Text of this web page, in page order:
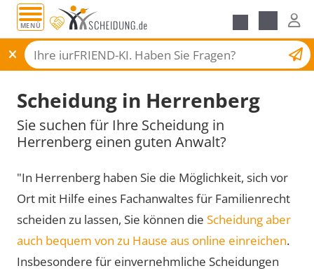
MENÜ
Scheidungsantrag
Scheidung in Herrenberg
Sie suchen für Ihre Scheidung in
Herrenberg einen guten Anwalt?
"In Herrenberg haben Sie die Möglichkeit, sich vor
Ort mit Hilfe eines Fachanwaltes für Familienrecht
scheiden zu lassen, Sie können die Scheidung aber
auch bequem von zu Hause aus online einreichen.
Insbesondere für einvernehmliche Scheidungen